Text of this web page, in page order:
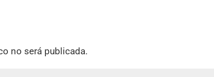
no será publicada.